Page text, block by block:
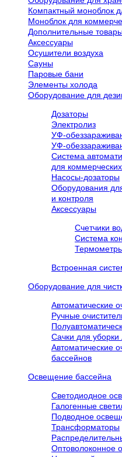
Компактный моноблок
Моноблок для
Дополнительные
Аксессуары
Осушители воздуха
Сауны
Паровые бани
Элементы холода
Оборудование для
Дозаторы
Электролиз
УФ-
УФ-
Система
для
Насосы-дозаторы
Оборудования
и контроля
Аксессуары
Счетчики
Система
Встроенная
Оборудование для
Автоматические
Ручные
Сачки для уборки
Автоматические
бассейнов
Освещение бассейна
Светодиодное
Галогенные
Подводное
Трансформаторы
Оптоволоконное